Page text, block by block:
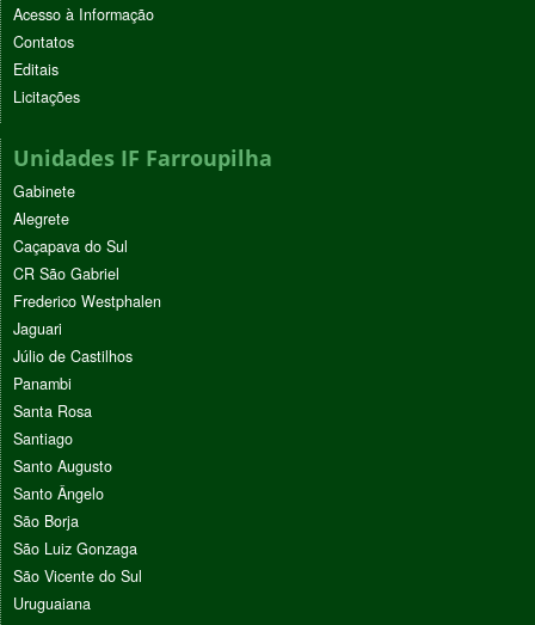
Acesso à Informação
Contatos
Editais
Licitações
Unidades IF Farroupilha
Gabinete
Alegrete
Caçapava do Sul
CR São Gabriel
Frederico Westphalen
Jaguari
Júlio de Castilhos
Panambi
Santa Rosa
Santiago
Santo Augusto
Santo Ângelo
São Borja
São Luiz Gonzaga
São Vicente do Sul
Uruguaiana